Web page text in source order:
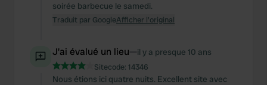
soirée barbecue le samedi.
Traduit par GoogleAfficher l'original
J'ai évalué un lieu—il y a presque 10 ans
Sitecode: 14346
Nous étions ici quatre nuits. Excellent site avec